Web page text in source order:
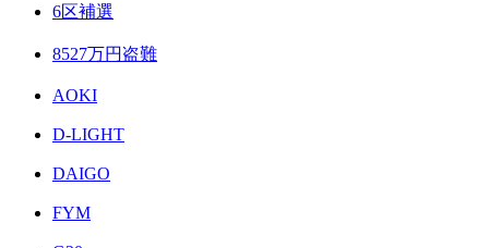
6区補選
8527万円盗難
AOKI
D-LIGHT
DAIGO
FYM